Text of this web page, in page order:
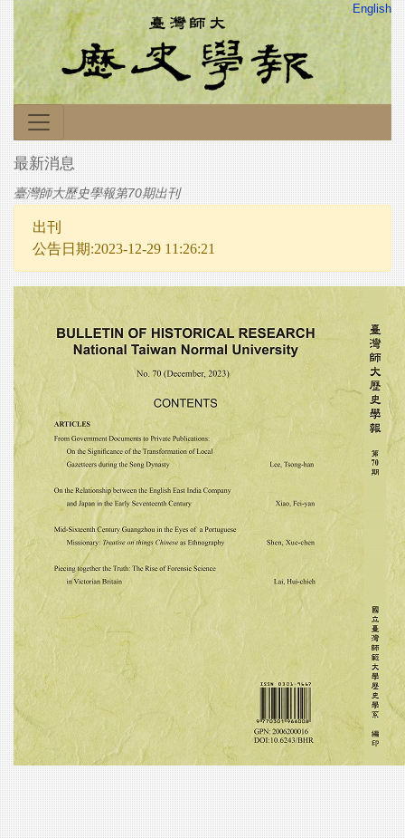
English
最新消息
臺灣師大歷史學報第70期出刊
出刊
公告日期:2023-12-29 11:26:21